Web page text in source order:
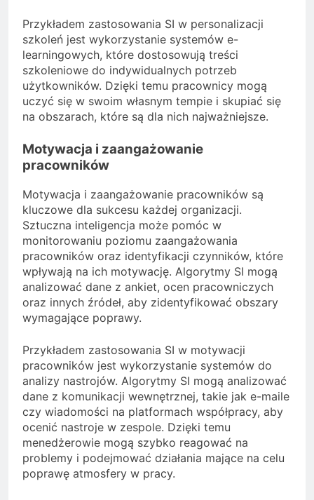
Przykładem zastosowania SI w personalizacji
szkoleń jest wykorzystanie systemów e-
learningowych, które dostosowują treści
szkoleniowe do indywidualnych potrzeb
użytkowników. Dzięki temu pracownicy mogą
uczyć się w swoim własnym tempie i skupiać się
na obszarach, które są dla nich najważniejsze.
Motywacja i zaangażowanie
pracowników
Motywacja i zaangażowanie pracowników są
kluczowe dla sukcesu każdej organizacji.
Sztuczna inteligencja może pomóc w
monitorowaniu poziomu zaangażowania
pracowników oraz identyfikacji czynników, które
wpływają na ich motywację. Algorytmy SI mogą
analizować dane z ankiet, ocen pracowniczych
oraz innych źródeł, aby zidentyfikować obszary
wymagające poprawy.
Przykładem zastosowania SI w motywacji
pracowników jest wykorzystanie systemów do
analizy nastrojów. Algorytmy SI mogą analizować
dane z komunikacji wewnętrznej, takie jak e-maile
czy wiadomości na platformach współpracy, aby
ocenić nastroje w zespole. Dzięki temu
menedżerowie mogą szybko reagować na
problemy i podejmować działania mające na celu
poprawę atmosfery w pracy.